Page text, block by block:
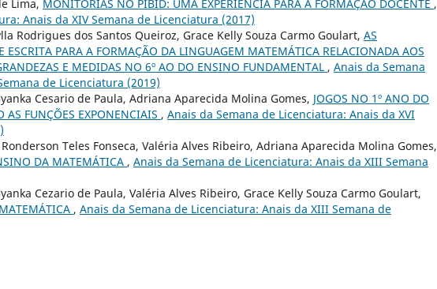
Lima, MONITORIAS NO PIBID: UMA EXPERIÊNCIA PARA A FORMAÇÃO DOCENTE ,
Anais da XIV Semana de Licenciatura (2017)
Rodrigues dos Santos Queiroz, Grace Kelly Souza Carmo Goulart, AS
ESCRITA PARA A FORMAÇÃO DA LINGUAGEM MATEMÁTICA RELACIONADA AOS
E MEDIDAS NO 6º AO DO ENSINO FUNDAMENTAL , Anais da Semana
de Licenciatura (2019)
Cesario de Paula, Adriana Aparecida Molina Gomes, JOGOS NO 1º ANO DO
FUNÇÕES EXPONENCIAIS , Anais da Semana de Licenciatura: Anais da XVI
Teles Fonseca, Valéria Alves Ribeiro, Adriana Aparecida Molina Gomes,
DA MATEMÁTICA , Anais da Semana de Licenciatura: Anais da XIII Semana
Cezario de Paula, Valéria Alves Ribeiro, Grace Kelly Souza Carmo Goulart,
, Anais da Semana de Licenciatura: Anais da XIII Semana de